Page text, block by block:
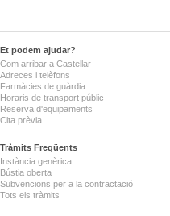
Et podem ajudar?
Com arribar a Castellar
Adreces i telèfons
Farmàcies de guàrdia
Horaris de transport públic
Reserva d'equipaments
Cita prèvia
Tràmits Freqüents
Instància genèrica
Bústia oberta
Subvencions per a la contractació
Tots els tràmits